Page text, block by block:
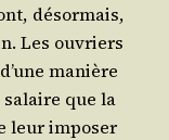
désor­mais,
Les ouvriers
manière
que la
leur impo­ser